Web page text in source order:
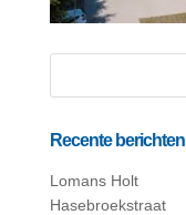
Recente berichten
Lomans Holt
Hasebroekstraat